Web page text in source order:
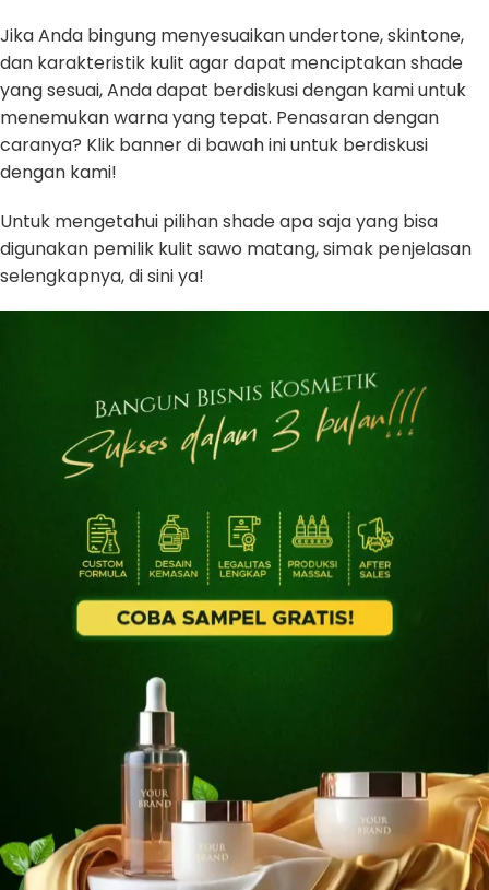
Jika Anda bingung menyesuaikan undertone, skintone,
dan karakteristik kulit agar dapat menciptakan shade
yang sesuai, Anda dapat berdiskusi dengan kami untuk
menemukan warna yang tepat. Penasaran dengan
caranya? Klik banner di bawah ini untuk berdiskusi
dengan kami!
Untuk mengetahui pilihan shade apa saja yang bisa
digunakan pemilik kulit sawo matang, simak penjelasan
selengkapnya, di sini ya!